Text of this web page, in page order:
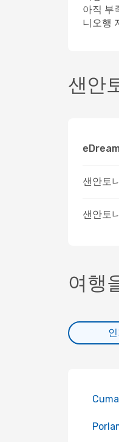
아직 부
니오행
샌안
샌안토
샌안토
여행